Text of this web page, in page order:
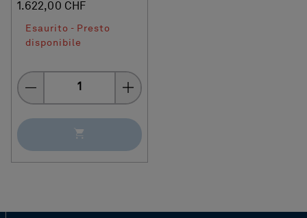
1.622,00 CHF
Esaurito - Presto
disponibile
Quantity